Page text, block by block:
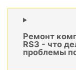
Ремонт
RS3 - что
проблемы